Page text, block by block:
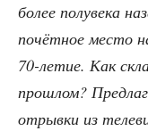
более полу­ве­ка
почёт­ное место
70-летие. Как
про­шлом?
отрыв­ки из